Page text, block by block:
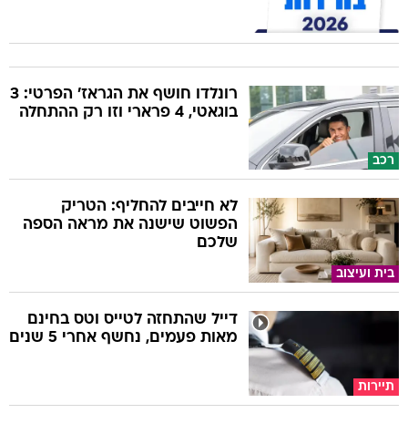
רכב
רונלדו חושף את הגראז' הפרטי: 3
בוגאטי, 4 פרארי וזו רק ההתחלה
בית ועיצוב
לא חייבים להחליף: הטריק
הפשוט שישנה את מראה הספה
שלכם
תיירות
דייל שהתחזה לטייס וטס בחינם
מאות פעמים, נחשף אחרי 5 שנים